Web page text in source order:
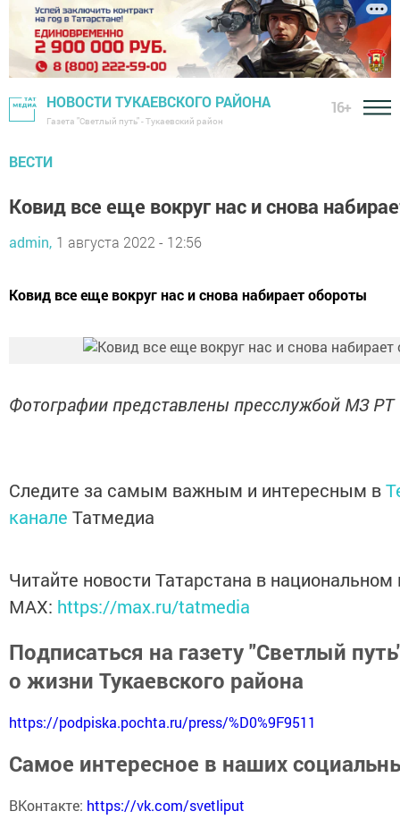
НОВОСТИ ТУКАЕВСКОГО РАЙОНА
Газета "Светлый путь" - Тукаевский район
16+
ВЕСТИ
Ковид все еще вокруг нас и снова
admin, 1 августа 2022 - 12:56
Ковид все еще вокруг нас и снова набирает обороты
Фотографии представлены пресслужбой МЗ РТ
Следите за самым важным и интересным в
канале Татмедиа
Читайте новости Татарстана в
MАХ: https://max.ru/tatmedia
Подписаться на газету "Светлый
о жизни Тукаевского района
https://podpiska.pochta.ru/press/%D0%9F9511
Самое интересное в наших
ВКонтакте: https://vk.com/svetliput